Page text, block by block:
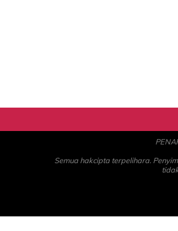
Semua hakcipta terpelihara.